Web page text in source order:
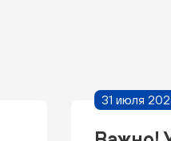
31 июля